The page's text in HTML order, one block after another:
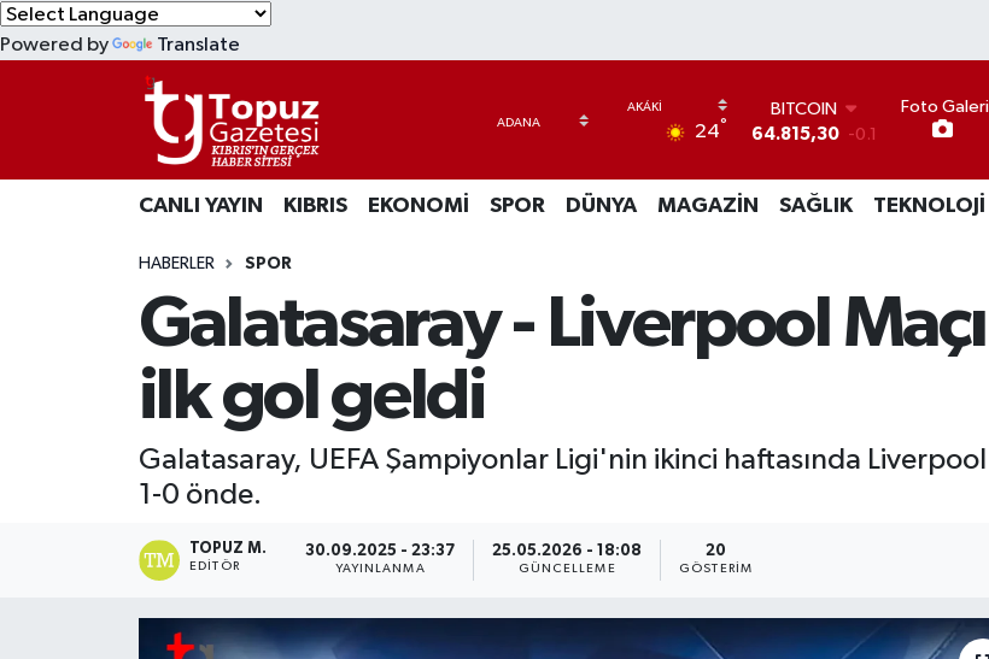
Powered by Translate
24°
DOLAR
47,7436 0.18
55,2510 0.32
STERLİN
BİST100
13.779
-14
Foto Galeri
CANLI YAYIN KIBRIS EKONOMİ SPOR DÜNYA MAGAZİN SAĞLIK TEKNOLOJİ
HABERLER SPOR
Galatasaray - Liverpool
ilk gol geldi
Galatasaray, UEFA Şampiyonlar Ligi'nin ikinci haftasında
1-0 önde.
TOPUZ M.
EDITÖR
30.09.2025 - 23:37
YAYINLANMA
25.05.2026 - 18:08
GÜNCELLEME
20
GÖSTERIM
EKONOMİ
MAGAZİN
TEKNOLOJİ
Lefkoşa Nöbetçi Eczaneler
Lefkoşa Hava Durumu
Lefkoşa Trafik Yoğunluk Haritası
Süper Lig Puan Durumu ve Fikstür
Tüm Manşetler
Son Dakika Haberleri
Haber Arşivi